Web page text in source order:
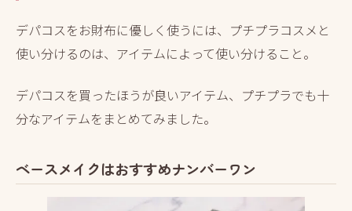
デパコスをお財布に優しく使うには、プチプラコスメと
使い分けるのは、アイテムによって使い分けること。
デパコスを買ったほうが良いアイテム、プチプラでも十
分なアイテムをまとめてみました。
ベースメイクはおすすめナンバーワン